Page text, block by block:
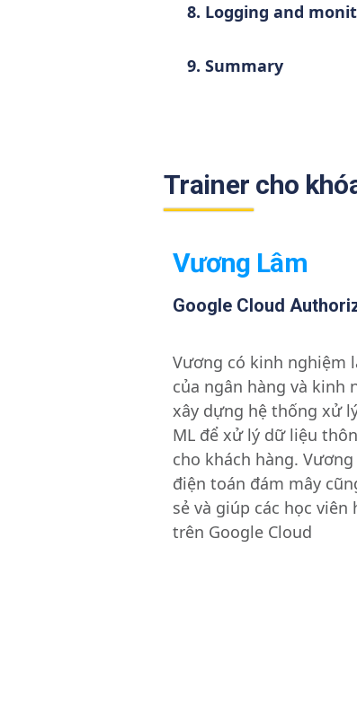
8. Logging and
9. Summary
Trainer cho
Vương Lâm
Google Cloud
Vương có kinh nghiệm
của ngân hàng và kinh
xây dựng hệ thống xử
ML để xử lý dữ liệu
cho khách hàng.
điện toán đám mây
sẻ và giúp các học
trên Google Cloud